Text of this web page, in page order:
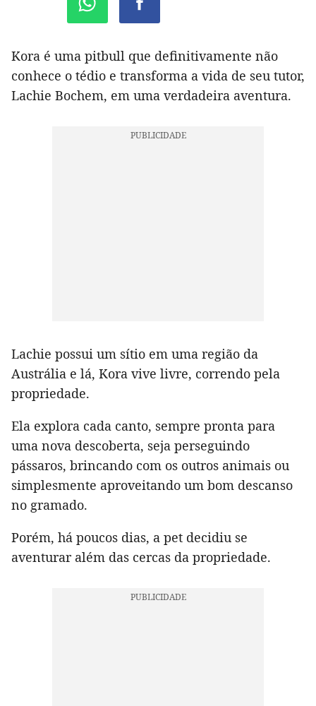
Kora é uma pitbull que definitivamente não
conhece o tédio e transforma a vida de seu tutor,
Lachie Bochem, em uma verdadeira aventura.
Lachie possui um sítio em uma região da
Austrália e lá, Kora vive livre, correndo pela
propriedade.
Ela explora cada canto, sempre pronta para
uma nova descoberta, seja perseguindo
pássaros, brincando com os outros animais ou
simplesmente aproveitando um bom descanso
no gramado.
Porém, há poucos dias, a pet decidiu se
aventurar além das cercas da propriedade.